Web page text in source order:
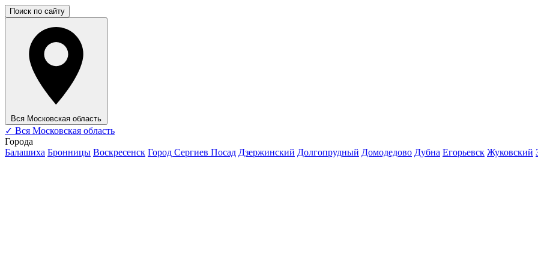
Поиск по сайту
Вся Московская область
✓ Вся Московская область
Города
Балашиха Бронницы Воскресенск Город Сергиев Посад Дзержинский Долгопрудный Домодедово Дубна Егорьевск Жуковский